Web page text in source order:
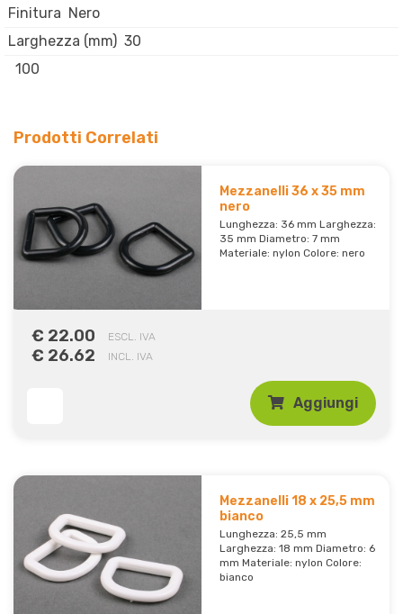
Finitura Nero
Larghezza (mm) 30
100
Prodotti Correlati
Mezzanelli 36 x 35 mm
nero
Lunghezza: 36 mm Larghezza:
35 mm Diametro: 7 mm
Materiale: nylon Colore: nero
€ 22.00 ESCL. IVA
€ 26.62 INCL. IVA
Aggiungi
Mezzanelli 18 x 25,5 mm
bianco
Lunghezza: 25,5 mm
Larghezza: 18 mm Diametro: 6
mm Materiale: nylon Colore:
bianco